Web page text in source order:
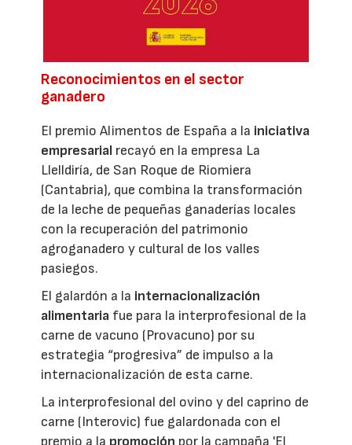
Reconocimientos en el sector
ganadero
El premio Alimentos de España a la iniciativa
empresarial recayó en la empresa La
Llelldiría, de San Roque de Riomiera
(Cantabria), que combina la transformación
de la leche de pequeñas ganaderías locales
con la recuperación del patrimonio
agroganadero y cultural de los valles
pasiegos.
El galardón a la internacionalización
alimentaria fue para la interprofesional de la
carne de vacuno (Provacuno) por su
estrategia “progresiva” de impulso a la
internacionalización de esta carne.
La interprofesional del ovino y del caprino de
carne (Interovic) fue galardonada con el